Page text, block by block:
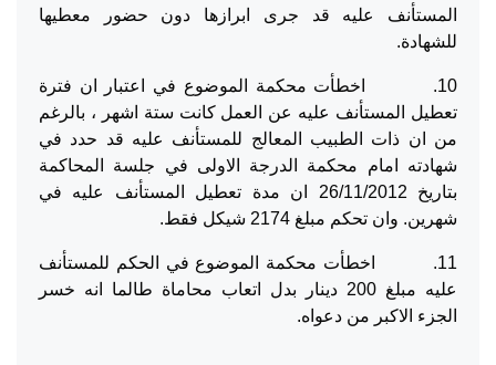
المستأنف عليه قد جرى ابرازها دون حضور معطيها
للشهادة.
10. اخطأت محكمة الموضوع في اعتبار ان فترة
تعطيل المستأنف عليه عن العمل كانت ستة اشهر ، بالرغم
من ان ذات الطبيب المعالج للمستأنف عليه قد حدد في
شهادته امام محكمة الدرجة الاولى في جلسة المحاكمة
بتاريخ 26/11/2012 ان مدة تعطيل المستأنف عليه في
شهرين. وان تحكم مبلغ 2174 شيكل فقط.
11. اخطأت محكمة الموضوع في الحكم للمستأنف
عليه مبلغ 200 دينار بدل اتعاب محاماة طالما انه خسر
الجزء الاكبر من دعواه.